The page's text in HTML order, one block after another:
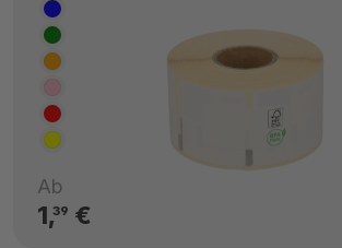
Ab
1,39 €